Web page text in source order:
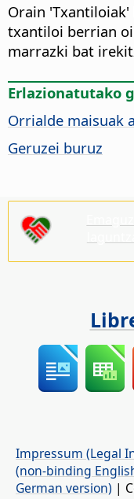
Orain
txantiloi berrian
marrazki bat
Erlazionatutako
Orrialde maisuak
Geruzei buruz
Impressum (Legal
(non-binding
German version) |